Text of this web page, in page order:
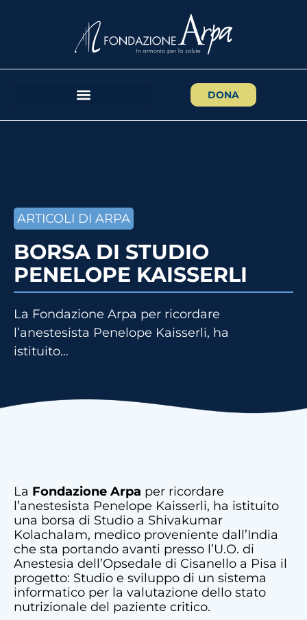
DONA
ARTICOLI DI ARPA
BORSA DI STUDIO
PENELOPE KAISSERLI
La Fondazione Arpa per ricordare
l’anestesista Penelope Kaisserli, ha
istituito…
La Fondazione Arpa per ricordare
l’anestesista Penelope Kaisserli, ha istituito
una borsa di Studio a Shivakumar
Kolachalam, medico proveniente dall’India
che sta portando avanti presso l’U.O. di
Anestesia dell’Opsedale di Cisanello a Pisa il
progetto: Studio e sviluppo di un sistema
informatico per la valutazione dello stato
nutrizionale del paziente critico.